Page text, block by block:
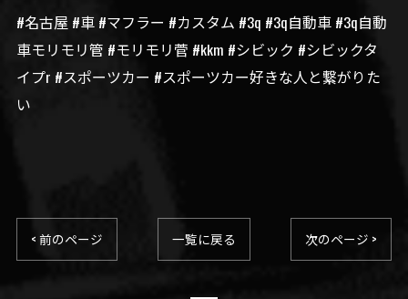
#名古屋 #車 #マフラー #カスタム #3q #3q自動車 #3q自動
車モリモリ管 #モリモリ菅 #kkm #シビック #シビックタ
イプr #スポーツカー #スポーツカー好きな人と繋がりた
い
< 前のページ 一覧に戻る 次のページ >